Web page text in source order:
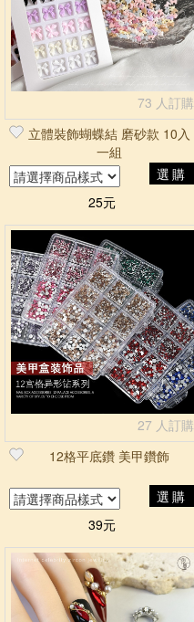
73 人訂購
立體裝飾蝴蝶結 磨砂款 10入
一組
選購
25元
27 人訂購
12格平底鑽 美甲鑽飾
選購
39元